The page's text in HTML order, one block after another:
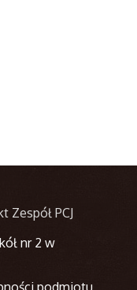
Zespół PCJ
nr 2 w
podmiotu